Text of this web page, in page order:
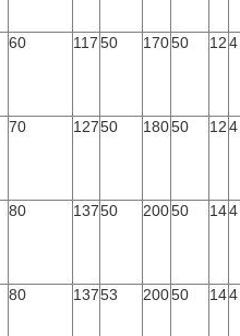
60 11750 17050 124
70 12750 18050 124
80 13750 20050 144
80 13753 20050 144